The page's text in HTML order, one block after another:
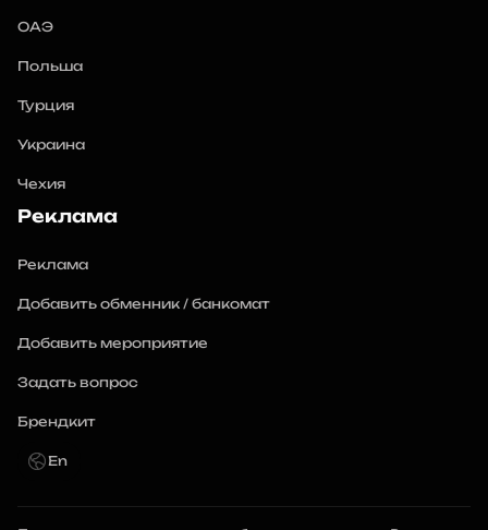
ОАЭ
Польша
Турция
Украина
Чехия
Реклама
Реклама
Добавить обменник / банкомат
Добавить мероприятие
Задать вопрос
Брендкит
En